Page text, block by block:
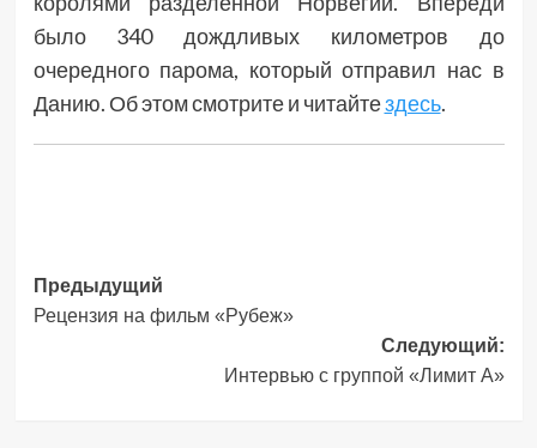
было 340 дождливых километров до
очередного парома, который отправил нас в
Данию. Об этом смотрите и читайтездесь.
Навигация
записи
Предыдущий
Рецензия на фильм «Рубеж»
Следующий:
Интервью с группой «Лимит А»